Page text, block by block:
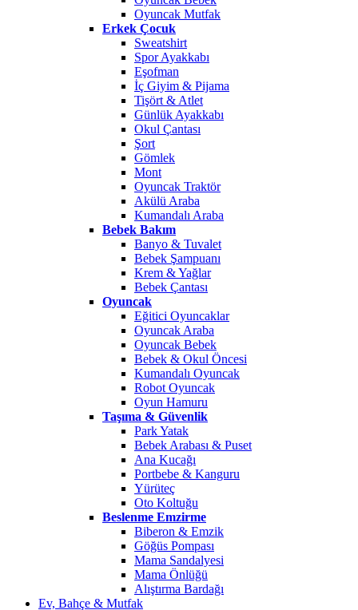
Oyuncak Mutfak
Erkek Çocuk
Sweatshirt
Spor Ayakkabı
Eşofman
İç Giyim & Pijama
Tişört & Atlet
Günlük Ayakkabı
Okul Çantası
Şort
Gömlek
Mont
Oyuncak Traktör
Akülü Araba
Kumandalı Araba
Bebek Bakım
Banyo & Tuvalet
Bebek Şampuanı
Krem & Yağlar
Bebek Çantası
Oyuncak
Eğitici Oyuncaklar
Oyuncak Araba
Oyuncak Bebek
Bebek & Okul Öncesi
Kumandalı Oyuncak
Robot Oyuncak
Oyun Hamuru
Taşıma & Güvenlik
Park Yatak
Bebek Arabası & Puset
Ana Kucağı
Portbebe & Kanguru
Yürüteç
Oto Koltuğu
Beslenme Emzirme
Biberon & Emzik
Göğüs Pompası
Mama Sandalyesi
Mama Önlüğü
Alıştırma Bardağı
Ev, Bahçe & Mutfak